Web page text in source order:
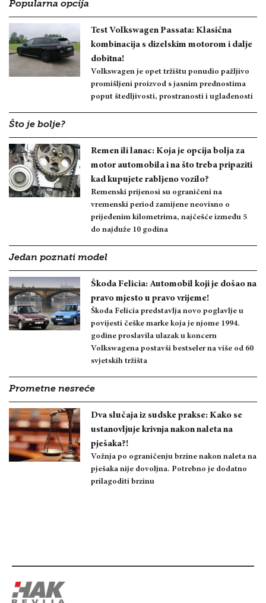
Popularna opcija
Test Volkswagen Passata: Klasična
kombinacija s dizelskim motorom i dalje
dobitna!
Volkswagen je opet tržištu ponudio pažljivo
promišljeni proizvod s jasnim prednostima
poput štedljivosti, prostranosti i uglađenosti
Što je bolje?
Remen ili lanac: Koja je opcija bolja za
motor automobila i na što treba pripaziti
kad kupujete rabljeno vozilo?
Remenski prijenosi su ograničeni na
vremenski period zamijene neovisno o
prijeđenim kilometrima, najčešće između 5
do najduže 10 godina
Jedan poznati model
Škoda Felicia: Automobil koji je došao na
pravo mjesto u pravo vrijeme!
Škoda Felicia predstavlja novo poglavlje u
povijesti češke marke koja je njome 1994.
godine proslavila ulazak u koncern
Volkswagena postavši bestseler na više od 60
svjetskih tržišta
Prometne nesreće
Dva slučaja iz sudske prakse: Kako se
ustanovljuje krivnja nakon naleta na
pješaka?!
Vožnja po ograničenju brzine nakon naleta na
pješaka nije dovoljna. Potrebno je dodatno
prilagoditi brzinu